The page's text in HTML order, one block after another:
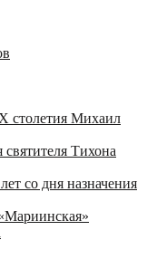
столетия Михаил
Тихона
со дня назначения